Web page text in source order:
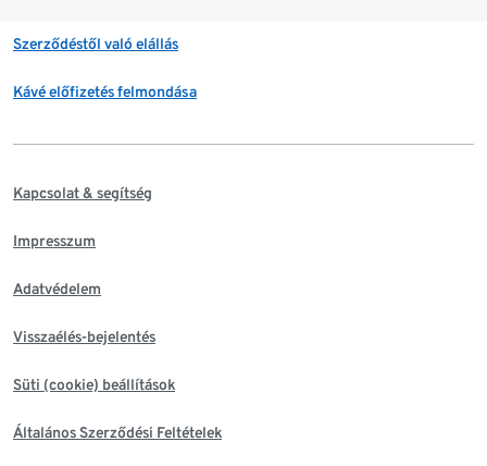
Szerződéstől való elállás
Kávé előfizetés felmondása
Kapcsolat & segítség
Impresszum
Adatvédelem
Visszaélés-bejelentés
Süti (cookie) beállítások
Általános Szerződési Feltételek